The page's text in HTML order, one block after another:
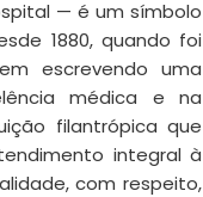
— é um símbolo
1880, quando foi
escrevendo uma
médica e na
filantrópica que
integral à
com respeito,